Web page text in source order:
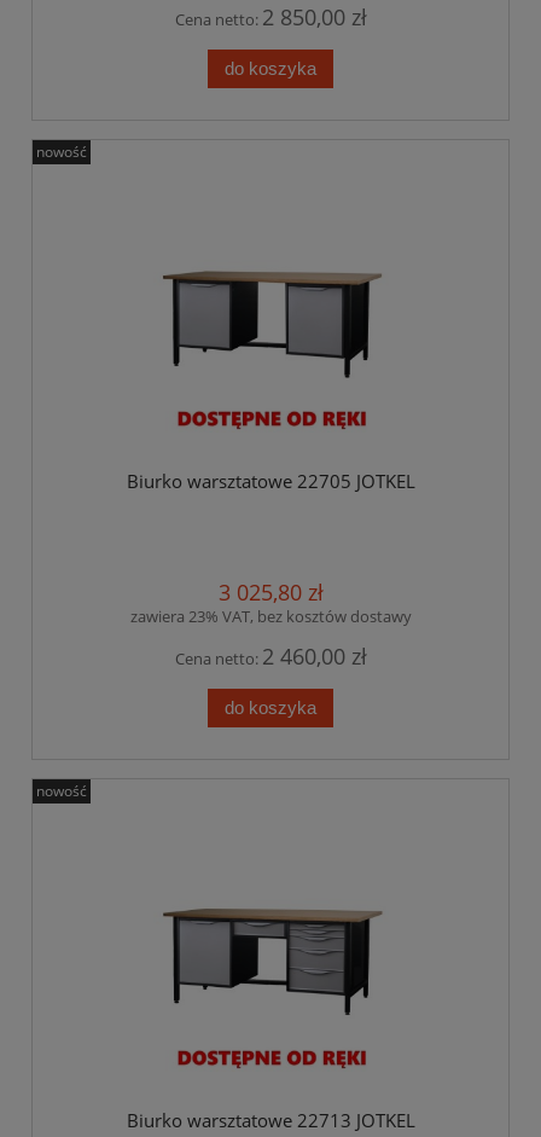
Cena netto: 2 850,00 zł
do koszyka
Biurko warsztatowe 22705 JOTKEL
3 025,80 zł
zawiera 23% VAT, bez kosztów dostawy
Cena netto: 2 460,00 zł
do koszyka
nowość
Biurko warsztatowe 22713 JOTKEL
nowość